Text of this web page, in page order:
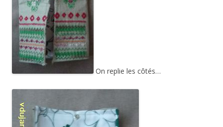
On replie les côtés…